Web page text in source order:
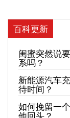
百科更新
闺蜜突然说
系吗？
新能源汽车
待时间？
如何挽留一
他回头？